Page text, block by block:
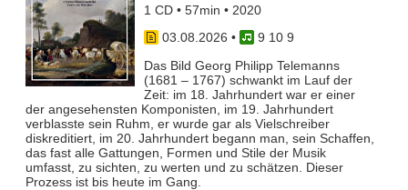
1 CD • 57min • 2020
03.08.2026 •
9 10 9
Das Bild Georg Philipp Telemanns
(1681 – 1767) schwankt im Lauf der
Zeit: im 18. Jahrhundert war er einer
der angesehensten Komponisten, im 19. Jahrhundert
verblasste sein Ruhm, er wurde gar als Vielschreiber
diskreditiert, im 20. Jahrhundert begann man, sein Schaffen,
das fast alle Gattungen, Formen und Stile der Musik
umfasst, zu sichten, zu werten und zu schätzen. Dieser
Prozess ist bis heute im Gang.